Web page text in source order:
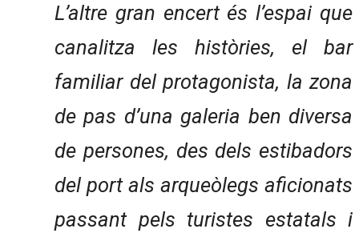
L’altre gran encert és l’espai que
canalitza les històries, el bar
familiar del protagonista, la zona
de pas d’una galeria ben diversa
de persones, des dels estibadors
del port als arqueòlegs aficionats
passant pels turistes estatals i